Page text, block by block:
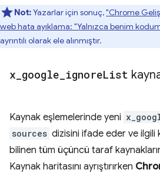
Not:Yazarlar için sonuç,"Chrome
web hata ayıklama: "Yalnızca benim
ayrıntılı olarak ele alınmıştır.
x google ignoreList
Kaynak eşlemelerinde yeni
sources dizisini ifade eder ve ilgili
bilinen tüm üçüncü taraf
Kaynak haritasını ayrıştırırken